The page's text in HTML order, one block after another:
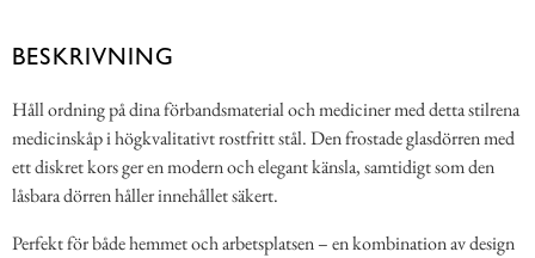
BESKRIVNING
Håll ordning på dina förbandsmaterial och mediciner med detta stilrena
medicinskåp i högkvalitativt rostfritt stål. Den frostade glasdörren med
ett diskret kors ger en modern och elegant känsla, samtidigt som den
låsbara dörren håller innehållet säkert.
Perfekt för både hemmet och arbetsplatsen – en kombination av design